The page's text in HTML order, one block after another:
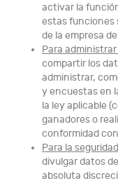
activar la
estas funciones
de la empresa
Para
compartir los
administrar,
y encuestas en
la ley aplicable
ganadores o
conformidad
Para la
divulgar datos
absoluta